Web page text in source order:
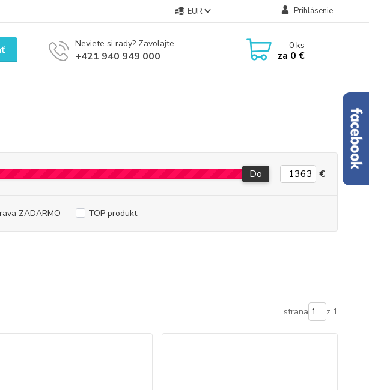
EUR Prihlásenie
Neviete si rady? Zavolajte.
+421 940 949 000
0ks
za 0 €
Do €
ZADARMO TOP produkt
strana z 1